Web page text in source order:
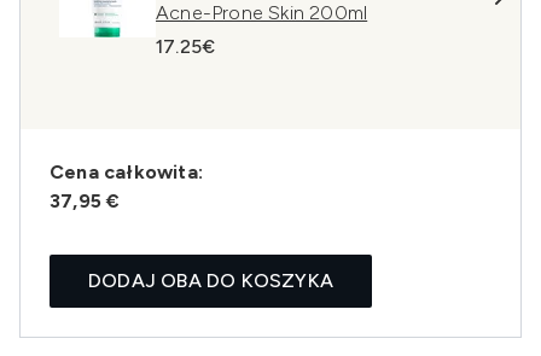
Acne-Prone Skin 200ml
17.25€
Cena całkowita:
37,95 €
DODAJ OBA DO KOSZYKA